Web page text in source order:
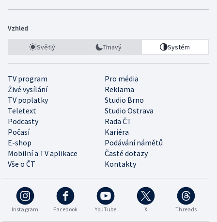
Vzhled
Světlý Tmavý Systém
TV program
Pro média
Živé vysílání
Reklama
TV poplatky
Studio Brno
Teletext
Studio Ostrava
Podcasty
Rada ČT
Počasí
Kariéra
E-shop
Podávání námětů
Mobilní a TV aplikace
Časté dotazy
Vše o ČT
Kontakty
Instagram Facebook YouTube X Threads